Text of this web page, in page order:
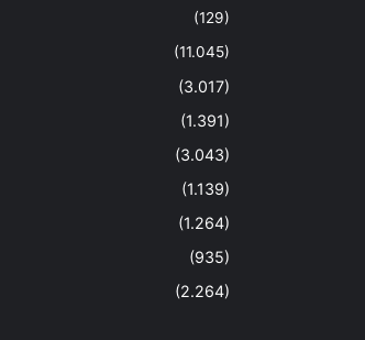
(129)
(11.045)
(3.017)
(1.391)
(3.043)
(1.139)
(1.264)
(935)
(2.264)